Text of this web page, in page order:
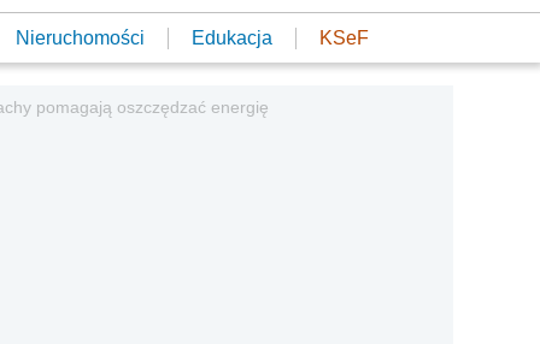
Nieruchomości Edukacja KSeF
pomagają oszczędzać energię